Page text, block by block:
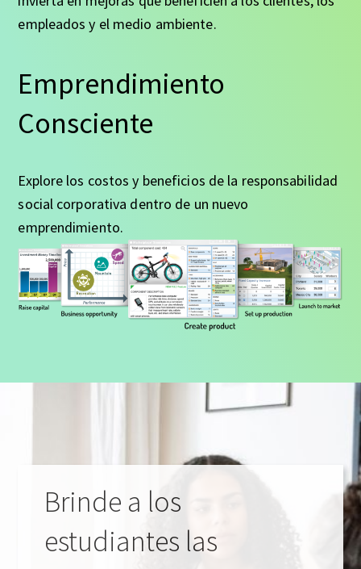
empleados y el medio ambiente.
Emprendimiento
Consciente
Explore los costos y beneficios de la responsabilidad
social corporativa dentro de un nuevo
emprendimiento.
Brinde a los
estudiantes las